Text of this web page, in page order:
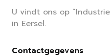
U vindt ons op
in Eersel.
Contactgegevens